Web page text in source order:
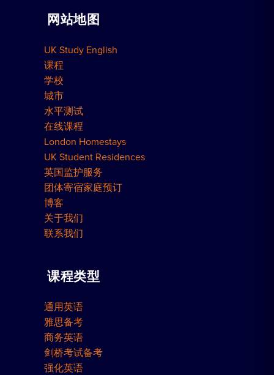
网站地图
UK Study English
课程
学校
城市
水平测试
在线课程
London Homestays
UK Student Residences
英国监护服务
团体寄宿家庭预订
博客
关于我们
联系我们
课程类型
通用英语
雅思备考
商务英语
剑桥考试备考
强化英语